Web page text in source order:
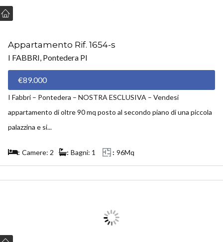
Appartamento Rif. 1654-s
I FABBRI, Pontedera PI
€89.000
I Fabbri – Pontedera – NOSTRA ESCLUSIVA – Vendesi
appartamento di oltre 90 mq posto al secondo piano di una piccola
palazzina e si...
Camere: 2 Bagni: 1 96Mq